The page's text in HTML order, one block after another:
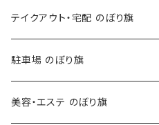
テイクアウト・宅配 のぼり旗
駐車場 のぼり旗
美容・エステ のぼり旗